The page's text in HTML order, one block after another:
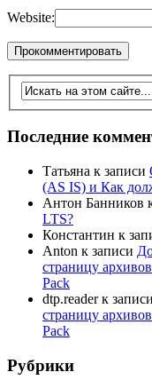
Website:
Последние
Татьяна к записи
(AS IS) и Как
Антон Банников
LTS?
Константин к
Anton к записи
страницу
Pack
dtp.readerк записи
страницу
Pack
Рубрики